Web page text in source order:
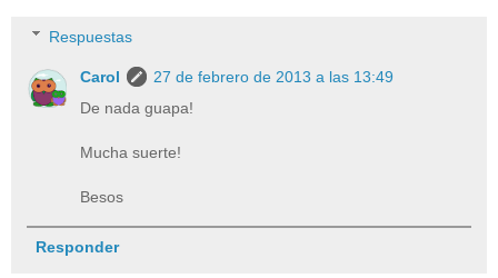
Respuestas
Carol
27 de febrero de 2013 a las 13:49
De nada guapa!
Mucha suerte!
Besos
Responder